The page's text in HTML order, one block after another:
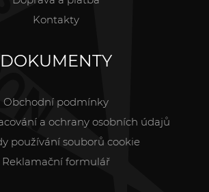
Kontakty
DOKUMENTY
Obchodní podmínky
a ochrany osobních údajů
používání souborů cookie
Reklamační formulář